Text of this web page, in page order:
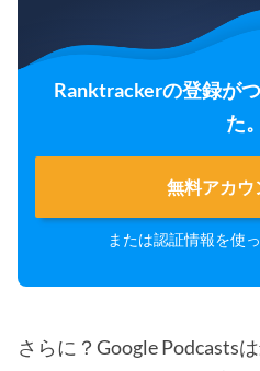
Ranktrackerの登録が
た。
無料アカウ
または認証情報を使
さらに？Google Podcasts